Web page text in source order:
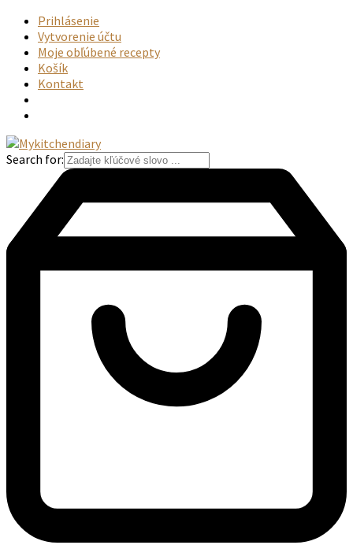
Prihlásenie
Vytvorenie účtu
Moje obľúbené recepty
Košík
Kontakt
Search for: